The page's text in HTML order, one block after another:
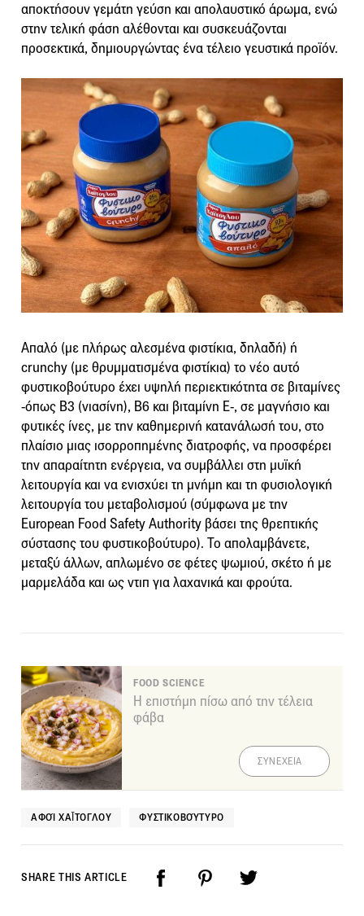
αποκτήσουν γεμάτη γεύση και απολαυστικό άρωμα, ενώ
στην τελική φάση αλέθονται και συσκευάζονται
προσεκτικά, δημιουργώντας ένα τέλειο γευστικά προϊόν.
Απαλό (με πλήρως αλεσμένα φιστίκια, δηλαδή) ή
crunchy (με θρυμματισμένα φιστίκια) το νέο αυτό
φυστικοβούτυρο έχει υψηλή περιεκτικότητα σε βιταμίνες
-όπως Β3 (νιασίνη), Β6 και βιταμίνη Ε-, σε μαγνήσιο και
φυτικές ίνες, με την καθημερινή κατανάλωσή του, στο
πλαίσιο μιας ισορροπημένης διατροφής, να προσφέρει
την απαραίτητη ενέργεια, να συμβάλλει στη μυϊκή
λειτουργία και να ενισχύει τη μνήμη και τη φυσιολογική
λειτουργία του μεταβολισμού (σύμφωνα με την
European Food Safety Authority βάσει της θρεπτικής
σύστασης του φυστικοβούτυρο). Το απολαμβάνετε,
μεταξύ άλλων, απλωμένο σε φέτες ψωμιού, σκέτο ή με
μαρμελάδα και ως ντιπ για λαχανικά και φρούτα.
FOOD SCIENCE
Η επιστήμη πίσω από την τέλεια
φάβα
ΣΥΝΕΧΕΙΑ
ΑΦΟΊ ΧΑΪ́ΤΟΓΛΟΥ ΦΥΣΤΙΚΟΒΟΎΤΥΡΟ
SHARE THIS ARTICLE